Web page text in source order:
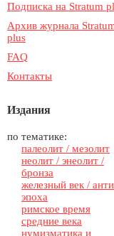
Подписка на Stratum
Архив журнала
plus
FAQ
Контакты
Издания
по тематике:
палеолит / мезолит
неолит / энеолит /
бронза
железный век /
эпоха
римское время
средние века
нумизматика и